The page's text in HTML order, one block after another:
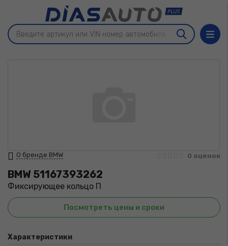
О бренде BMW 0 оценок
BMW 51167393262
Фиксирующее кольцо П
Посмотреть цены и сроки
Характеристики